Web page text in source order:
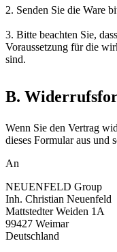
2. Senden Sie die Ware
3. Bitte beachten Sie,
Voraussetzung für die
sind.
B.
Wenn Sie den Vertrag
dieses Formular aus und
An
NEUENFELD Group
Inh. Christian Neuenfeld
Mattstedter Weiden 1A
99427 Weimar
Deutschland